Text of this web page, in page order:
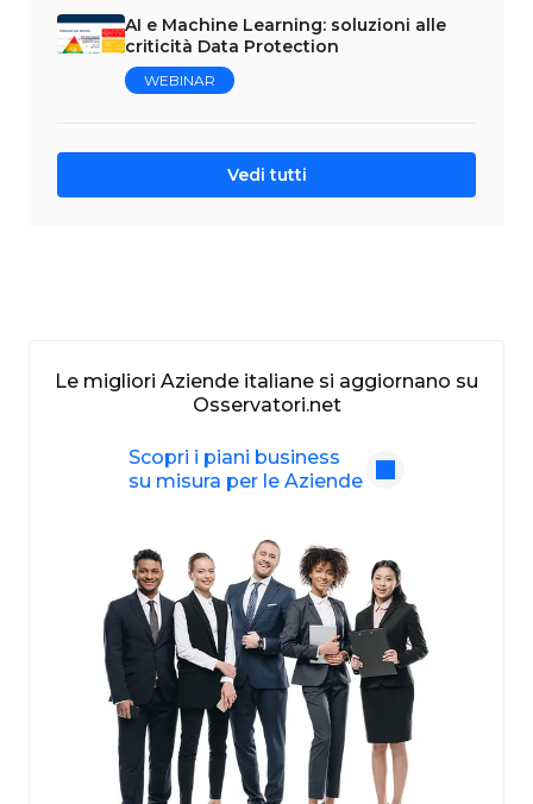
AI e Machine Learning: soluzioni alle
criticità Data Protection
WEBINAR
Vedi tutti
Le migliori Aziende italiane si aggiornano su
Osservatori.net
Scopri i piani business
su misura per le Aziende